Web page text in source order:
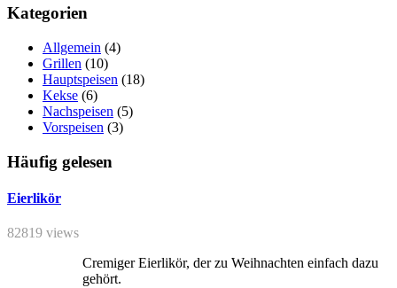
Kategorien
Allgemein (4)
Grillen (10)
Hauptspeisen (18)
Kekse (6)
Nachspeisen (5)
Vorspeisen (3)
Häufig gelesen
Eierlikör
82819 views
Cremiger Eierlikör, der zu Weihnachten einfach dazu
gehört.